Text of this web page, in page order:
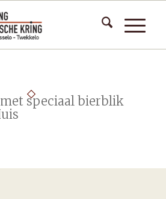
speciaal bierblik